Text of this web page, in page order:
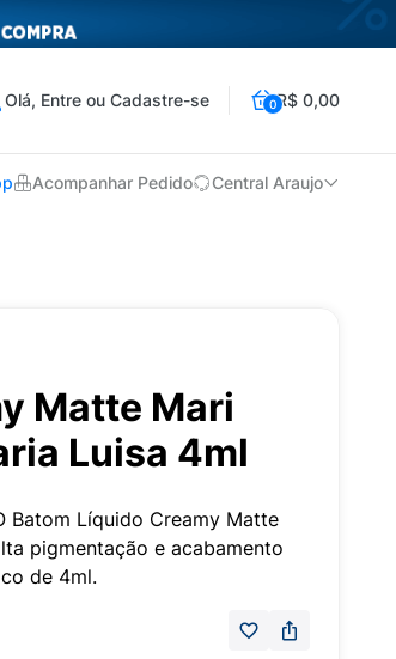
Olá, Entre ou Cadastre-se 0R$ 0,00
Acompanhar Pedido Central Araujo
Matte Mari
Luisa 4ml
Batom Líquido Creamy Matte
pigmentação e acabamento
de 4ml.